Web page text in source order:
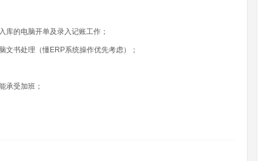
库的电脑开单及录入记账工作；
文书处理（懂ERP系统操作优先考虑）；
承受加班；